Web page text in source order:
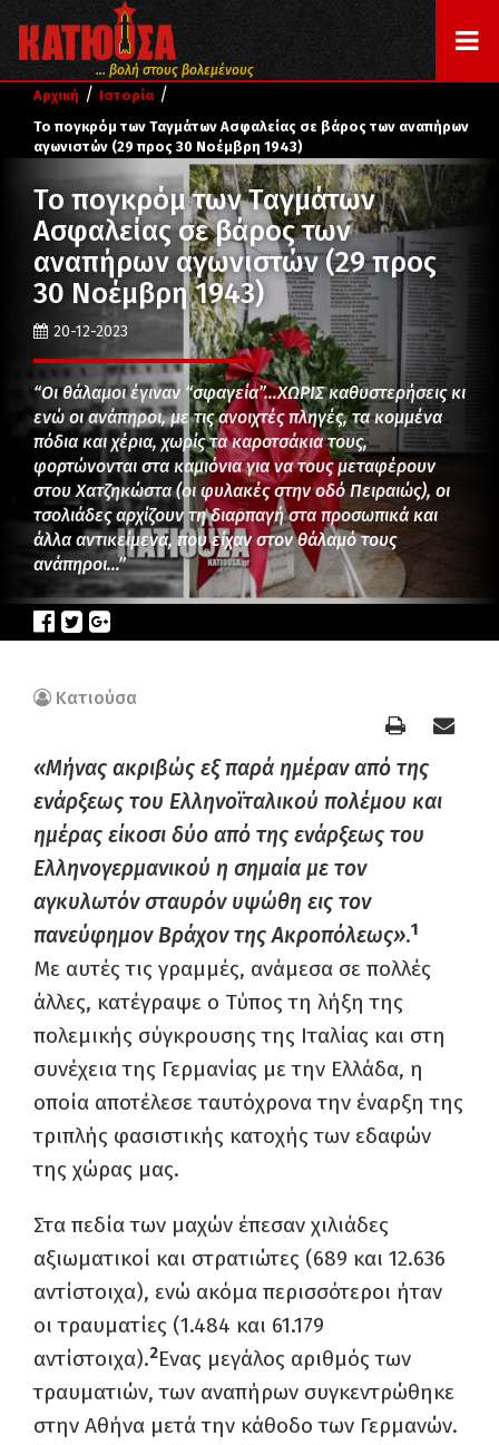
... βολή στους βολεμένους
Αρχική / Ιστορία /
Το πογκρόμ των Ταγμάτων Ασφαλείας σε βάρος των αναπήρων
αγωνιστών (29 προς 30 Νοέμβρη 1943)
Το πογκρόμ των Ταγμάτων
Ασφαλείας σε βάρος των
αναπήρων αγωνιστών (29 προς
30 Νοέμβρη 1943)
20-12-2023
“Οι θάλαμοι έγιναν “σφαγεία”…ΧΩΡΙΣ καθυστερήσεις κι
ενώ οι ανάπηροι, με τις ανοιχτές πληγές, τα κομμένα
πόδια και χέρια, χωρίς τα καροτσάκια τους,
φορτώνονται στα καμιόνια για να τους μεταφέρουν
στου Χατζηκώστα (οι φυλακές στην οδό Πειραιώς), οι
τσολιάδες αρχίζουν τη διαρπαγή στα προσωπικά και
άλλα αντικείμενα, που είχαν στον θάλαμό τους
ανάπηροι…”
Κατιούσα
«Μήνας ακριβώς εξ παρά ημέραν από της
ενάρξεως του Ελληνοϊταλικού πολέμου και
ημέρας είκοσι δύο από της ενάρξεως του
Ελληνογερμανικού η σημαία με τον
αγκυλωτόν σταυρόν υψώθη εις τον
πανεύφημον Βράχον της Ακροπόλεως».1
Με αυτές τις γραμμές, ανάμεσα σε πολλές
άλλες, κατέγραψε ο Τύπος τη λήξη της
πολεμικής σύγκρουσης της Ιταλίας και στη
συνέχεια της Γερμανίας με την Ελλάδα, η
οποία αποτέλεσε ταυτόχρονα την έναρξη της
τριπλής φασιστικής κατοχής των εδαφών
της χώρας μας.
Στα πεδία των μαχών έπεσαν χιλιάδες
αξιωματικοί και στρατιώτες (689 και 12.636
αντίστοιχα), ενώ ακόμα περισσότεροι ήταν
οι τραυματίες (1.484 και 61.179
αντίστοιχα).2Ενας μεγάλος αριθμός των
τραυματιών, των αναπήρων συγκεντρώθηκε
στην Αθήνα μετά την κάθοδο των Γερμανών.